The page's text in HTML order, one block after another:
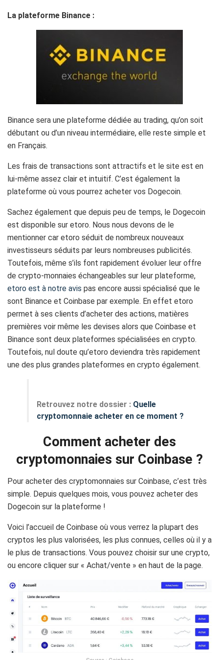
La plateforme Binance :
Binance sera une plateforme dédiée au trading, qu’on soit
débutant ou d’un niveau intermédiaire, elle reste simple et
en Français.
Les frais de transactions sont attractifs et le site est en
lui-même assez clair et intuitif. C’est également la
plateforme où vous pourrez acheter vos Dogecoin.
Sachez également que depuis peu de temps, le Dogecoin
est disponible sur etoro. Nous nous devons de le
mentionner car etoro séduit de nombreux nouveaux
investisseurs séduits par leurs nombreuses publicités.
Toutefois, même s’ils font rapidement évoluer leur offre
de crypto-monnaies échangeables sur leur plateforme,
etoro est à notre avis pas encore aussi spécialisé que le
sont Binance et Coinbase par exemple. En effet etoro
permet à ses clients d’acheter des actions, matières
premières voir même les devises alors que Coinbase et
Binance sont deux plateformes spécialisées en crypto.
Toutefois, nul doute qu’etoro deviendra très rapidement
une des plus grandes plateformes en crypto également.
Retrouvez notre dossier : Quelle
cryptomonnaie acheter en ce moment ?
Comment acheter des
cryptomonnaies sur Coinbase ?
Pour acheter des cryptomonnaies sur Coinbase, c’est très
simple. Depuis quelques mois, vous pouvez acheter des
Dogecoin sur la plateforme !
Voici l’accueil de Coinbase où vous verrez la plupart des
cryptos les plus valorisées, les plus connues, celles où il y a
le plus de transactions. Vous pouvez choisir sur une crypto,
ou encore cliquer sur « Achat/vente » en haut de la page.